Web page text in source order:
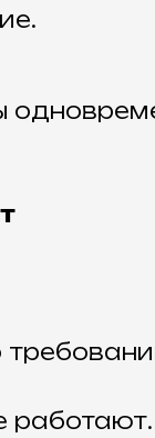
работают.